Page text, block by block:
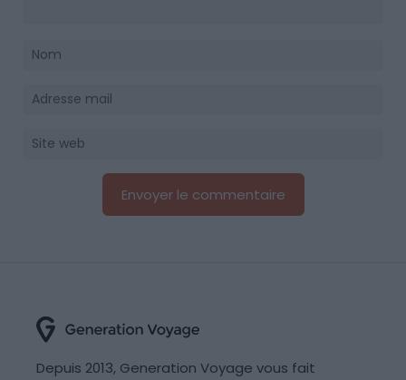
Depuis 2013, Generation Voyage vous fait